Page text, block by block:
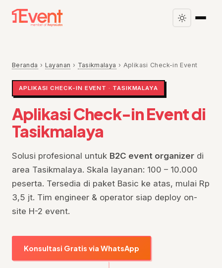
Beranda › Layanan › Tasikmalaya › Aplikasi Check-in Event
APLIKASI CHECK-IN EVENT · TASIKMALAYA
Aplikasi Check-in Event di
Tasikmalaya
Solusi profesional untuk B2C event organizer di
area Tasikmalaya. Skala layanan: 100 – 10.000
peserta. Tersedia di paket Basic ke atas, mulai Rp
3,5 jt. Tim engineer & operator siap deploy on-
site H-2 event.
Konsultasi Gratis via WhatsApp